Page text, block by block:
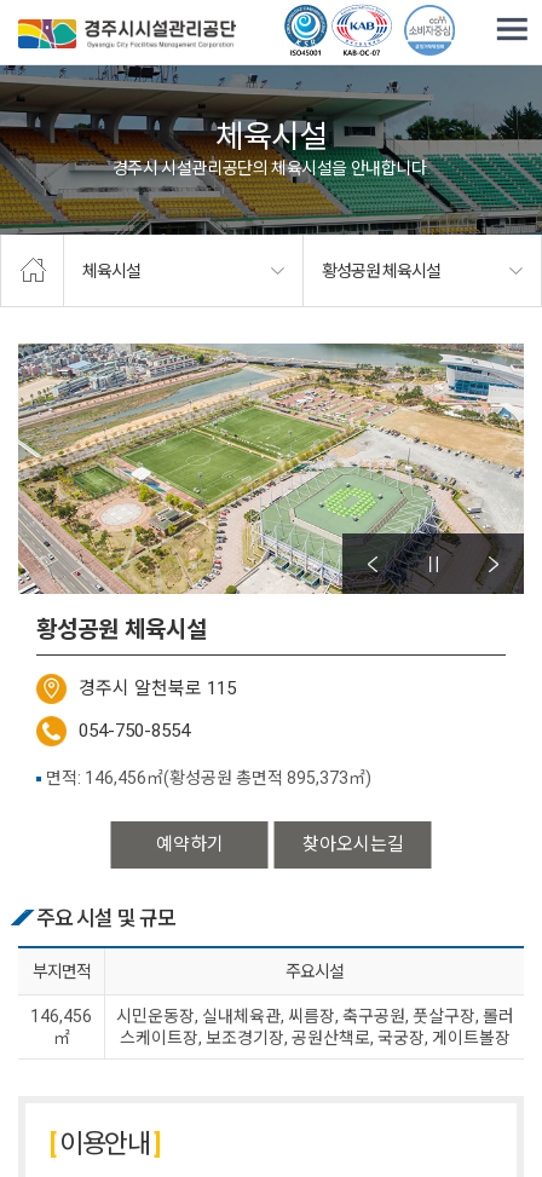
체육시설
경주시 시설관리공단의 체육시설을 안내합니다.
체육시설 황성공원 체육시설
황성공원 체육시설
경주시 알천북로 115
054-750-8554
예약하기 찾아오시는길
면적: 146,456㎡(황성공원 총면적 895,373㎡)
주요 시설 및 규모
부지면적 주요시설
146,456
㎡
시민운동장, 실내체육관, 씨름장, 축구공원, 풋살구장, 롤러
스케이트장, 보조경기장, 공원산책로, 국궁장, 게이트볼장
이용안내